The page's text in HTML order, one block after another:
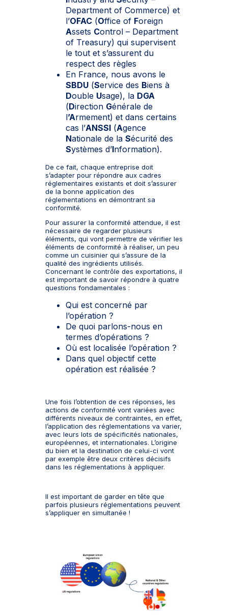
Department of Commerce) et
l’OFAC (Office of Foreign
Assets Control – Department
of Treasury) qui supervisent
le tout et s’assurent du
respect des règles
En France, nous avons le
SBDU (Service des Biens à
Double Usage), la DGA
(Direction Générale de
l’Armement) et dans certains
cas l’ANSSI (Agence
Nationale de la Sécurité des
Systèmes d’Information).
De ce fait, chaque entreprise doit
s’adapter pour répondre aux cadres
réglementaires existants et doit s’assurer
de la bonne application des
réglementations en démontrant sa
conformité.
Pour assurer la conformité attendue, il est
nécessaire de regarder plusieurs
éléments, qui vont permettre de vérifier les
éléments de conformité à réaliser, un peu
comme un cuisinier qui s’assure de la
qualité des ingrédients utilisés.
Concernant le contrôle des exportations, il
est important de savoir répondre à quatre
questions fondamentales :
Qui est concerné par
l’opération ?
De quoi parlons-nous en
termes d’opérations ?
Où est localisée l’opération ?
Dans quel objectif cette
opération est réalisée ?
Une fois l’obtention de ces réponses, les
actions de conformité vont variées avec
différents niveaux de contraintes, en effet,
l’application des réglementations va varier,
avec leurs lots de spécificités nationales,
européennes, et internationales. L’origine
du bien et la destination de celui-ci vont
par exemple être deux critères décisifs
dans les réglementations à appliquer.
Il est important de garder en tête que
parfois plusieurs réglementations peuvent
s’appliquer en simultanée !